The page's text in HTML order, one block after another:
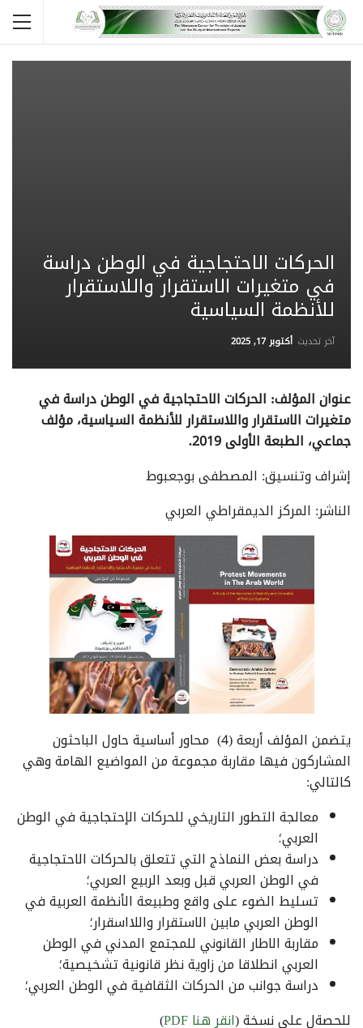
الحركات الاحتجاجية في الوطن دراسة
في متغيرات الاستقرار واللاستقرار
للأنظمة السياسية
آخر تحديث أكتوبر 17, 2025
عنوان المؤلف: الحركات الاحتجاجية في الوطن دراسة في
متغيرات الاستقرار واللاستقرار للأنظمة السياسية، مؤلف
جماعي، الطبعة الأولى 2019.
إشراف وتنسيق: المصطفى بوجعبوط
الناشر: المركز الديمقراطي العربي
يتضمن المؤلف أربعة (4) محاور أساسية حاول الباحثون
المشاركون فيها مقاربة مجموعة من المواضيع الهامة وهي
كالتالي:
معالجة التطور التاريخي للحركات الإحتجاجية في الوطن
العربي؛
دراسة بعض النماذج التي تتعلق بالحركات الاحتجاجية
في الوطن العربي قبل وبعد الربيع العربي؛
تسليط الضوء على واقع وطبيعة الأنظمة العربية في
الوطن العربي مابين الاستقرار واللااسقرار؛
مقاربة الاطار القانوني للمجتمع المدني في الوطن
العربي انطلاقا من زاوية نظر قانونية تشخيصية؛
دراسة جوانب من الحركات الثقافية في الوطن العربي؛
للحصةل على نسخة (انقر هنا PDF )